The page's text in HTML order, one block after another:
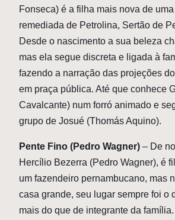
Fonseca) é a filha mais nova de
remediada de Petrolina, Sertão de
Desde o nascimento a sua beleza
mas ela segue discreta e ligada à
fazendo a narração das projeções
em praça pública. Até que conhece
Cavalcante) num forró animado e
grupo de Josué (Thomás Aquino).
Pente Fino (Pedro Wagner) – De
Hercílio Bezerra (Pedro Wagner), é
um fazendeiro pernambucano, mas
casa grande, seu lugar sempre foi o
mais do que de integrante da